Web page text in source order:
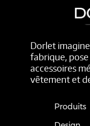
Droit applicable et
Tout litige en relation
http://www.dorlet.fr. est
attribution exclusive de
Les principales lois
Loi n° 78-87 du 6 janvier
2004-801 du 6 août
l’économie numérique.
Dorlet
fabrique,
accessoires
vêtement et
Produits